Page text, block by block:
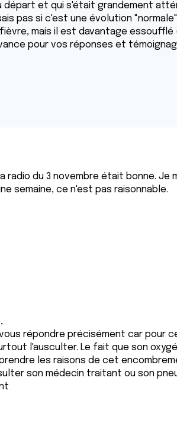
départ et qui s'était grandement
pas si c'est une évolution
mais il est davantage essoufflé
pour vos réponses et
radio du 3 novembre était bonne. Je
semaine, ce n'est pas raisonnable.
répondre précisément car pour
l'ausculter. Le fait que son
les raisons de cet
son médecin traitant ou son